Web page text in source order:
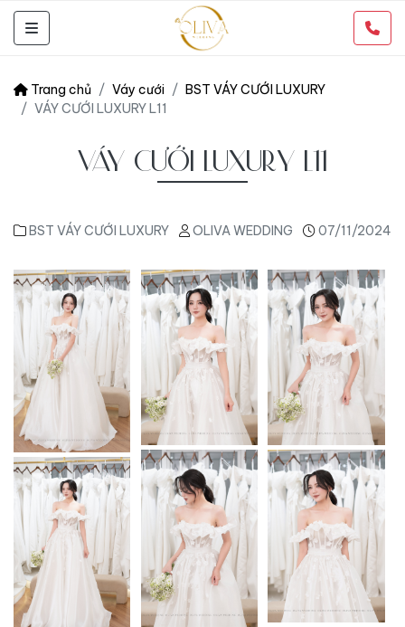
Trang chủ Váy cưới
BST VÁY CƯỚI LUXURY
VÁY CƯỚI LUXURY L11
VÁY CƯỚI LUXURY L11
BST VÁY CƯỚI LUXURY OLIVA WEDDING 07/11/2024